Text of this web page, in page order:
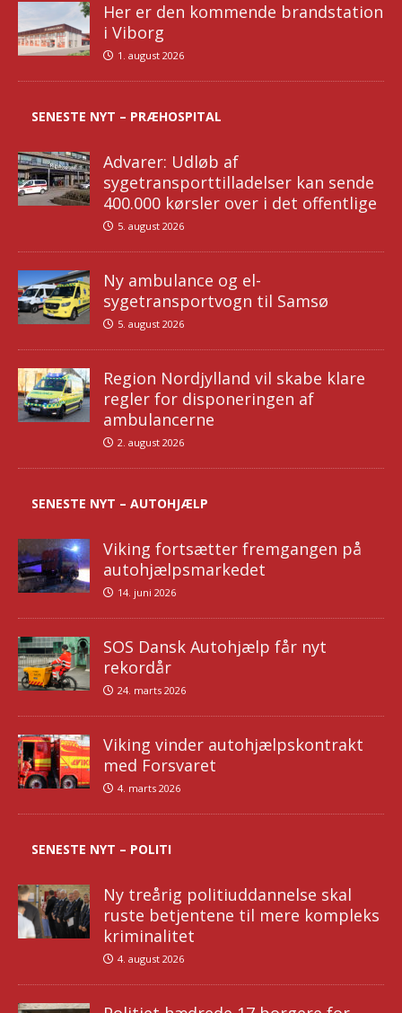
Her er den kommende brandstation
i Viborg
1. august 2026
SENESTE NYT – PRÆHOSPITAL
Advarer: Udløb af
sygetransporttilladelser kan sende
400.000 kørsler over i det offentlige
5. august 2026
Ny ambulance og el-
sygetransportvogn til Samsø
5. august 2026
Region Nordjylland vil skabe klare
regler for disponeringen af
ambulancerne
2. august 2026
SENESTE NYT – AUTOHJÆLP
Viking fortsætter fremgangen på
autohjælpsmarkedet
14. juni 2026
SOS Dansk Autohjælp får nyt
rekordår
24. marts 2026
Viking vinder autohjælpskontrakt
med Forsvaret
4. marts 2026
SENESTE NYT – POLITI
Ny treårig politiuddannelse skal
ruste betjentene til mere kompleks
kriminalitet
4. august 2026